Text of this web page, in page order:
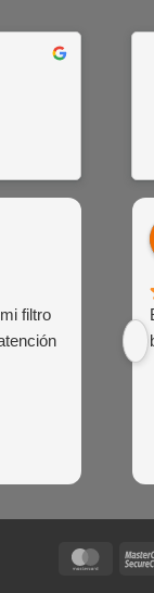
Muy
filtro